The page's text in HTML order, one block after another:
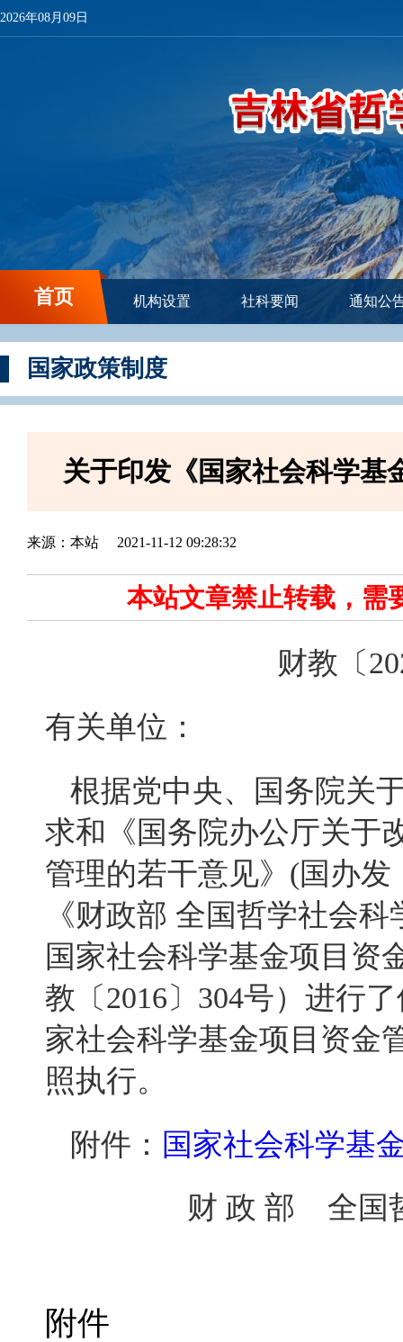
2026年08月09日
首页 机构设置 社科要闻 通知公
国家政策制度
关于印发《国家社会科学基
来源：本站 2021-11-12 09:28:32
本站文章禁止转载，需
财教〔
有关单位：
根据党中央、国务院关
求和《国务院办公厅关于
管理的若干意见》 (国办发
《财政部 全国哲学社会
国家社会科学基金项目资
教〔2016〕304号）进行
家社会科学基金项目资金
照执行。
附件： 国家社会科学基
财 政 部 全国
附件